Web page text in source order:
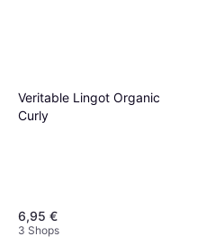
Veritable Lingot Organic
Curly
6,95 €
3 Shops